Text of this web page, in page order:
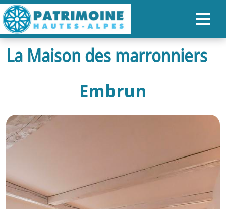
ACCUEIL
PATRIMOINE
RANDONNÉES
RECHERCHER
La Maison des marronniers
Embrun